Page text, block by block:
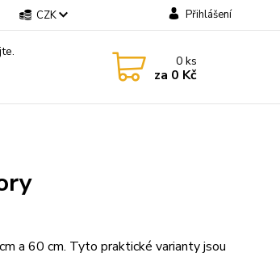
CZK Přihlášení
0ks
za 0 Kč
a 60 cm. Tyto praktické varianty jsou